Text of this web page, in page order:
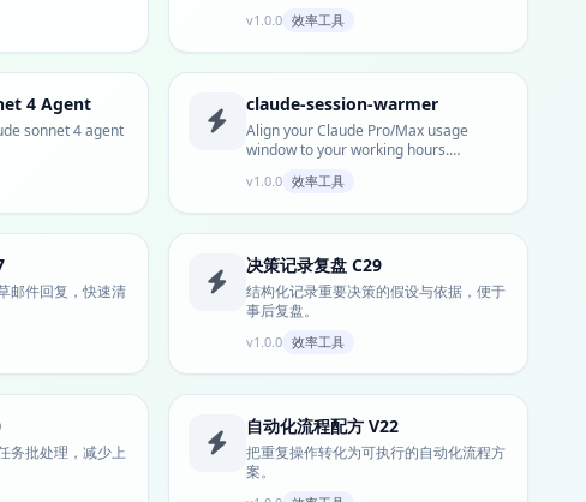
v1.0.0 效率工具
4 Agent
sonnet 4 agent
claude-session-warmer
Align your Claude Pro/Max usage
window to your working hours.
v1.0.0 效率工具
邮件回复，快速清
决策记录复盘 C29
结构化记录重要决策的假设与依据，便于
事后复盘。
v1.0.0 效率工具
务批处理，减少上
自动化流程配方 V22
把重复操作转化为可执行的自动化流程方
案。